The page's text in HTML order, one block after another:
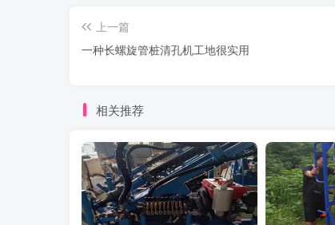
上一篇
一种长螺旋管桩清孔机工地很实用
相关推荐